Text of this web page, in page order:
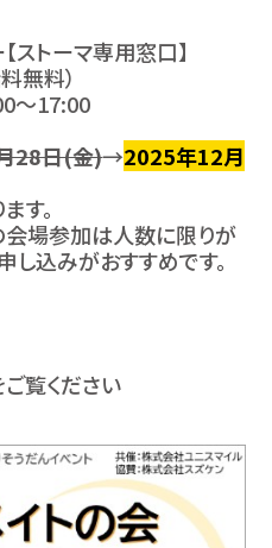
ストーマ専用窓口】
無料）
～17:00
28日(金)→2025年12月
す。
場参加は人数に限りが
し込みがおすすめです。
覧ください